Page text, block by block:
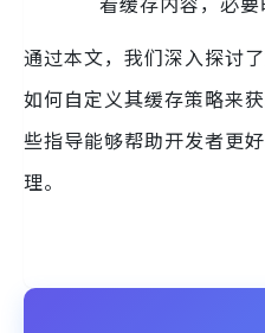
通过本文，我们深入探讨
如何自定义其缓存策略来
些指导能够帮助开发者更
理。